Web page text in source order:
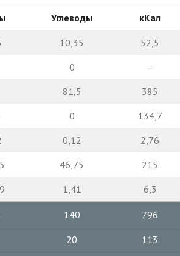
Углеводы кКал
10,35
52,5
0
—
81,5
385
0
134,7
0,12
2,76
46,75
215
1,41 6,3
140 796
20 113